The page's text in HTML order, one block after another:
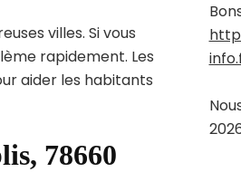
villes. Si vous
rapidement. Les
aider les habitants
78660